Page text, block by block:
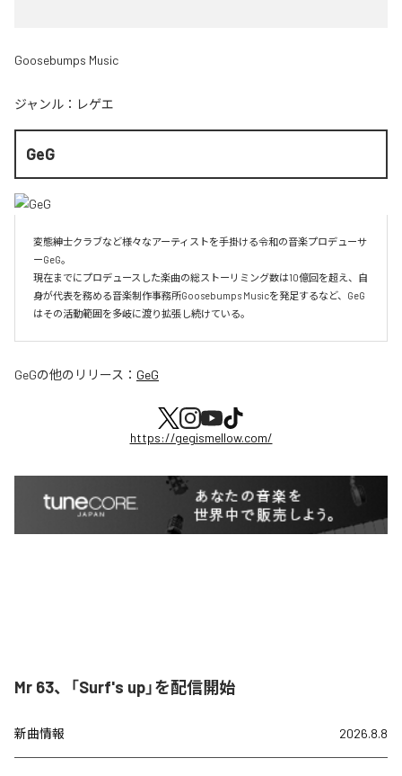
Goosebumps Music
ジャンル： レゲエ
GeG
変態紳士クラブなど様々なアーティストを手掛ける令和の音楽プロデューサ
ーGeG。
現在までにプロデュースした楽曲の総ストーリミング数は10億回を超え、自
身が代表を務める音楽制作事務所Goosebumps Musicを発足するなど、GeG
はその活動範囲を多岐に渡り拡張し続けている。
GeGの他のリリース： GeG
https://gegismellow.com/
Mr 63、「Surf's up」を配信開始
新曲情報 2026.8.8